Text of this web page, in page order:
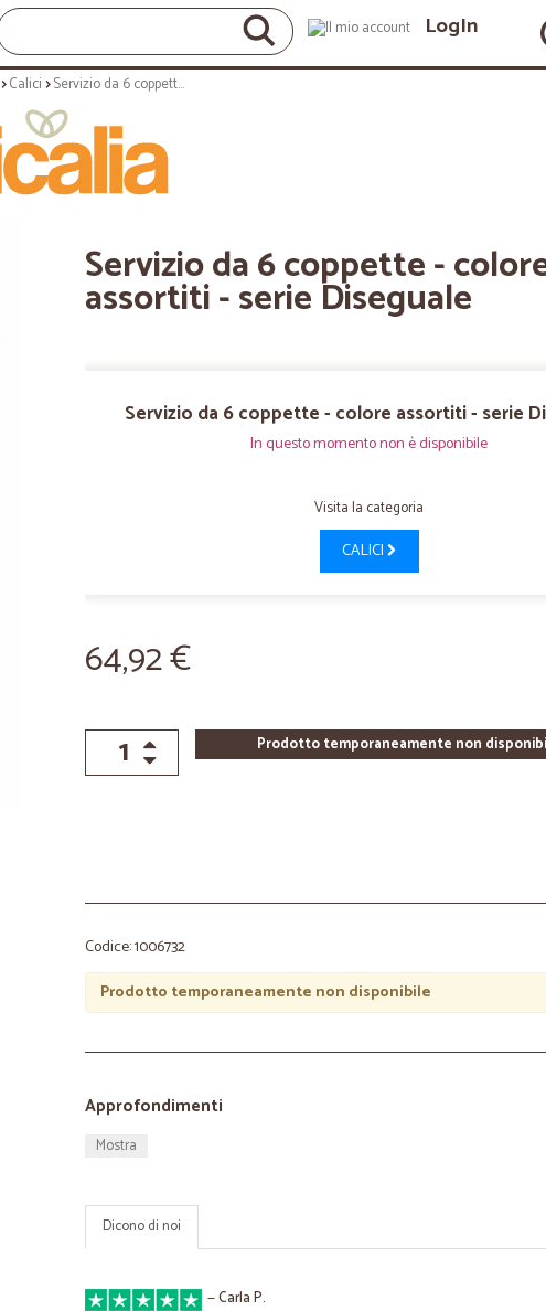
LogIn
Calici Servizio da 6 coppette - colore assortiti - serie Diseguale
Servizio da 6 coppette -
assortiti - serie Diseguale
Servizio da 6 coppette - colore assortiti - serie
In questo momento non è disponibile
Visita la categoria
CALICI
64,92 €
Prodotto temporaneamente non
Codice: 1006732
Prodotto temporaneamente non disponibile
Approfondimenti
Mostra
Dicono di noi
—Carla P.